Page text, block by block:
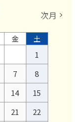
次月
金
土
1
7
8
14
15
21
22